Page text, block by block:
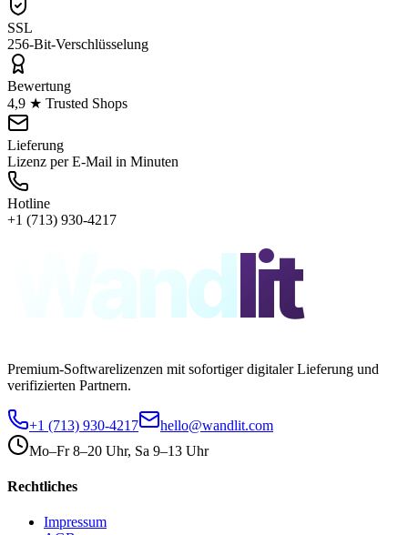
SSL
256-Bit-Verschlüsselung
Bewertung
4,9 ★ Trusted Shops
Lieferung
Lizenz per E-Mail in Minuten
Hotline
+1 (713) 930-4217
Wandlit
Premium-Softwarelizenzen mit sofortiger digitaler Lieferung und
verifizierten Partnern.
+1 (713) 930-4217
hello@wandlit.com
Mo–Fr 8–20 Uhr, Sa 9–13 Uhr
Rechtliches
Impressum